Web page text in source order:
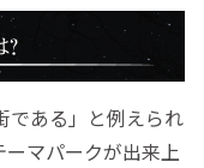
である」と例えられ
ーマパークが出来上